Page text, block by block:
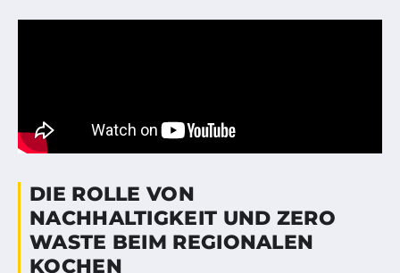
DIE ROLLE VON
NACHHALTIGKEIT UND ZERO
WASTE BEIM REGIONALEN
KOCHEN